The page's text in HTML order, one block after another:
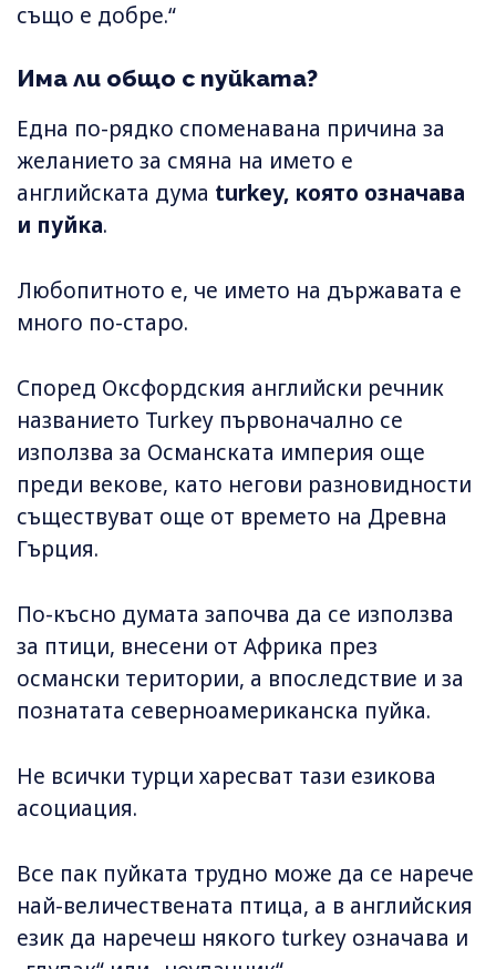
също е добре.“
Има ли общо с пуйката?
Една по-рядко споменавана причина за
желанието за смяна на името е
английската дума turkey, която означава
и пуйка.
Любопитното е, че името на държавата е
много по-старо.
Според Оксфордския английски речник
названието Turkey първоначално се
използва за Османската империя още
преди векове, като негови разновидности
съществуват още от времето на Древна
Гърция.
По-късно думата започва да се използва
за птици, внесени от Африка през
османски територии, а впоследствие и за
познатата северноамериканска пуйка.
Не всички турци харесват тази езикова
асоциация.
Все пак пуйката трудно може да се нарече
най-величествената птица, а в английския
език да наречеш някого turkey означава и